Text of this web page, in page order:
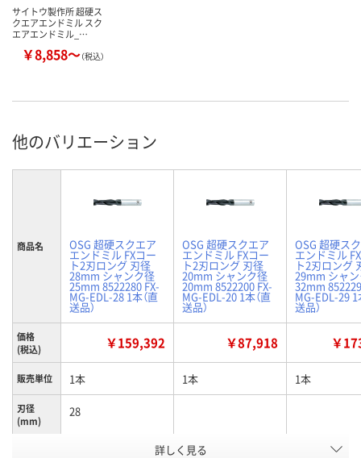
サイトウ製作所 超硬ス
クエアエンドミル スク
エアエンドミル_…
￥8,858～（税込）
他のバリエーション
商品名 OSG 超硬スクエア
エンドミル FXコー
ト2刃ロング 刃径
28mm シャンク径
25mm 8522280 FX-
MG-EDL-28 1本（直
送品）
OSG 超硬スクエア
エンドミル FXコー
ト2刃ロング 刃径
20mm シャンク径
20mm 8522200 FX-
MG-EDL-20 1本（直
送品）
OSG 超硬ス
エンドミル
ト2刃ロング
29mm シャ
32mm
MG-EDL-29 1
送品）
価格
(税込)
￥159,392 ￥87,918 ￥
販売単位 1本 1本 1本
刃径
(mm)
28
詳しく見る